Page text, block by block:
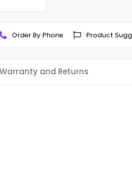
Order By Phone Product
Warranty and Returns